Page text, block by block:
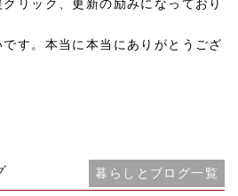
リック、更新の励みになっており
す。本当に本当にありがとうござ
暮らしとブログ一覧